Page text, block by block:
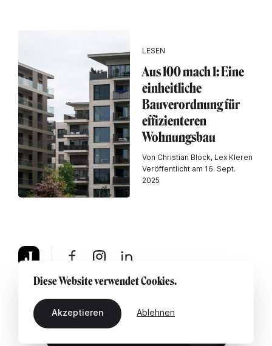
LESEN
Aus 100 mach 1: Eine
einheitliche
Bauverordnung für
effizienteren
Wohnungsbau
Von Christian Block, Lex Kleren
Veröffentlicht am 16. Sept.
2025
Über uns Rechtshinweis Kontaktiere uns
Diese Website verwendet Cookies.
Akzeptieren Ablehnen